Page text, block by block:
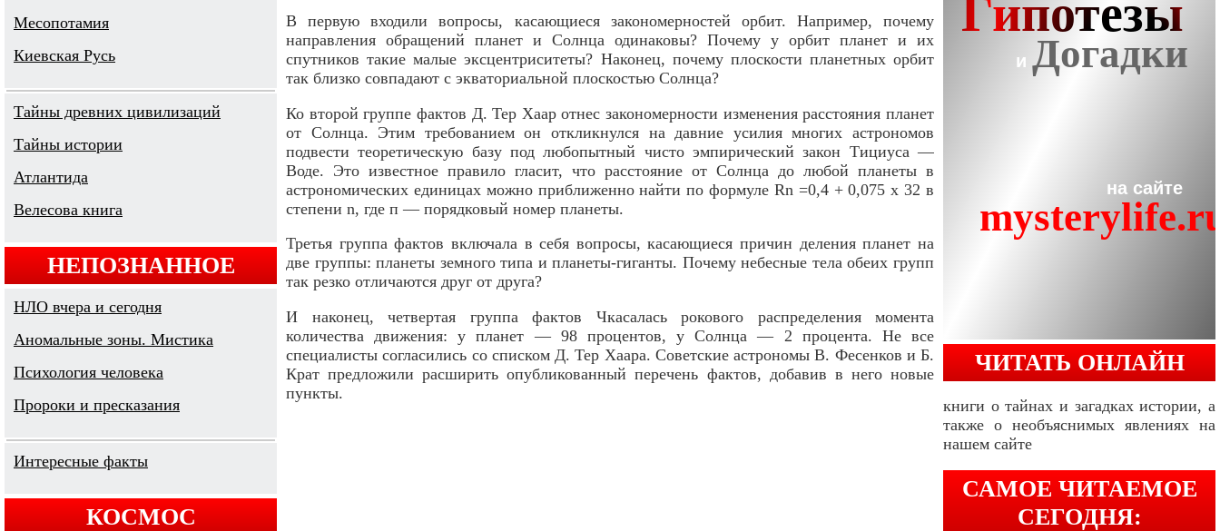
Месопотамия
Киевская Русь
Тайны древних цивилизаций
Тайны истории
Атлантида
Велесова книга
НЕПОЗНАННОЕ
НЛО вчера и сегодня
Аномальные зоны. Мистика
Психология человека
Пророки и пресказания
Интересные факты
КОСМОС
В первую входили вопросы, касающиеся закономерностей орбит. Например, почему
направления обращений планет и Солнца одинаковы? Почему у орбит планет и их
спутников такие малые эксцентриситеты? Наконец, почему плоскости планетных орбит
так близко совпадают с экваториальной плоскостью Солнца?
Ко второй группе фактов Д. Тер Хаар отнес закономерности изменения расстояния планет
от Солнца. Этим требованием он откликнулся на давние усилия многих астрономов
подвести теоретическую базу под любопытный чисто эмпирический закон Тициуса —
Воде. Это известное правило гласит, что расстояние от Солнца до любой планеты в
астрономических единицах можно приближенно найти по формуле Rn =0,4 + 0,075 х 32 в
степени n, где п — порядковый номер планеты.
Третья группа фактов включала в себя вопросы, касающиеся причин деления планет на
две группы: планеты земного типа и планеты-гиганты. Почему небесные тела обеих групп
так резко отличаются друг от друга?
И наконец, четвертая группа фактов Чкасалась рокового распределения момента
количества движения: у планет — 98 процентов, у Солнца — 2 процента. Не все
специалисты согласились со списком Д. Тер Хаара. Советские астрономы В. Фесенков и Б.
Крат предложили расширить опубликованный перечень фактов, добавив в него новые
пункты.
ЧИТАТЬ ОНЛАЙН
книги о тайнах и загадках истории, а
также о необъяснимых явлениях на
нашем сайте
САМОЕ ЧИТАЕМОЕ
СЕГОДНЯ: